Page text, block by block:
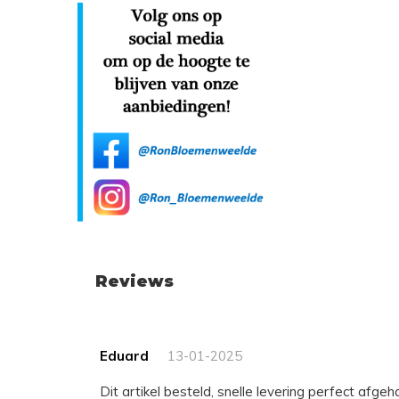
Reviews
Eduard 13-01-2025
Dit artikel besteld, snelle levering perfect